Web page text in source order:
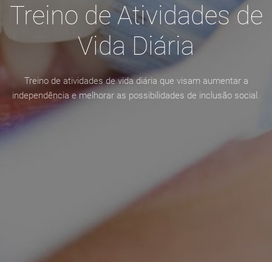
Treino de Atividades de
Vida Diária
Treino de atividades de vida diária que visam aumentar a
independência e melhorar as possibilidades de inclusão social.